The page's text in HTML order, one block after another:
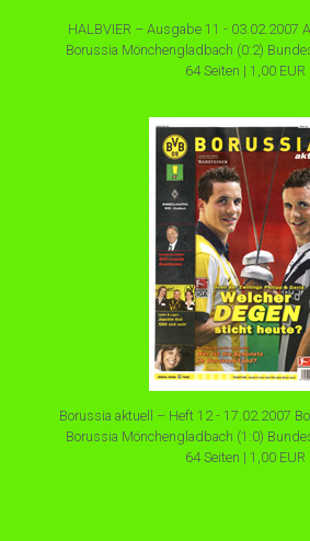
HALBVIER – Ausgabe 11 - 03.02.2007
Borussia Mönchengladbach (0:2)
64 Seiten | 1,00 EUR
Borussia aktuell – Heft 12 - 17.02.2007
Borussia Mönchengladbach (1:0)
64 Seiten | 1,00 EUR